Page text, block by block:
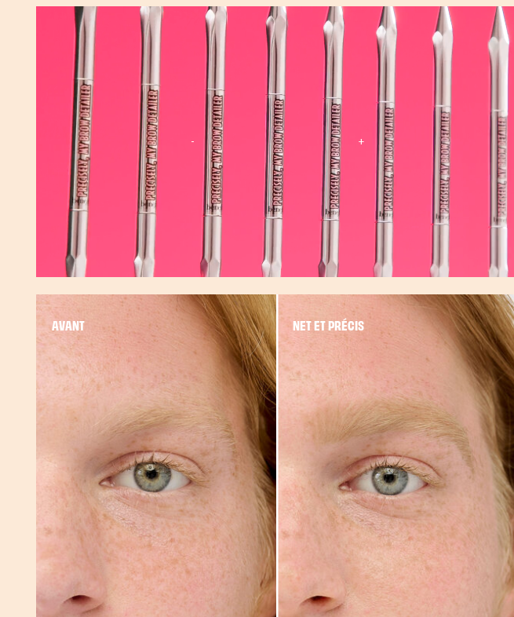
Mettre en pause
Activer le son
AVANT NET ET PRÉCIS